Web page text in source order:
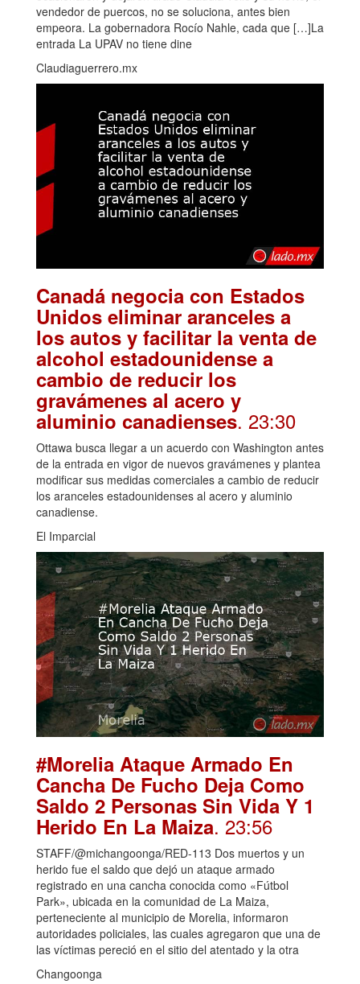
vendedor de puercos, no se soluciona, antes bien
empeora. La gobernadora Rocío Nahle, cada que […]La
entrada La UPAV no tiene dine
Claudiaguerrero.mx
Canadá negocia con Estados
Unidos eliminar aranceles a
los autos y facilitar la venta de
alcohol estadounidense a
cambio de reducir los
gravámenes al acero y
aluminio canadienses. 23:30
Ottawa busca llegar a un acuerdo con Washington antes
de la entrada en vigor de nuevos gravámenes y plantea
modificar sus medidas comerciales a cambio de reducir
los aranceles estadounidenses al acero y aluminio
canadiense.
El Imparcial
#Morelia Ataque Armado En
Cancha De Fucho Deja Como
Saldo 2 Personas Sin Vida Y 1
Herido En La Maiza. 23:56
STAFF/@michangoonga/RED-113 Dos muertos y un
herido fue el saldo que dejó un ataque armado
registrado en una cancha conocida como «Fútbol
Park», ubicada en la comunidad de La Maiza,
perteneciente al municipio de Morelia, informaron
autoridades policiales, las cuales agregaron que una de
las víctimas pereció en el sitio del atentado y la otra
Changoonga